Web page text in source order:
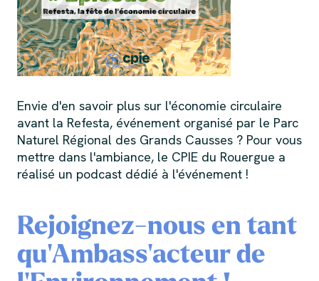
Envie d'en savoir plus sur l'économie circulaire
avant la Refesta, événement organisé par le Parc
Naturel Régional des Grands Causses ? Pour vous
mettre dans l'ambiance, le CPIE du Rouergue a
réalisé un podcast dédié à l'événement !
Rejoignez-nous en tant
qu'Ambass'acteur de